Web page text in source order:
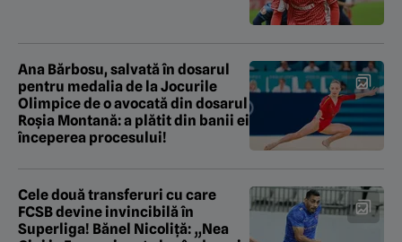
Ana Bărbosu, salvată în dosarul
pentru medalia de la Jocurile
Olimpice de o avocată din dosarul
Roșia Montană: a plătit din banii ei
începerea procesului!
Cele două transferuri cu care
FCSB devine invincibilă în
Superliga! Bănel Nicoliță: „Nea